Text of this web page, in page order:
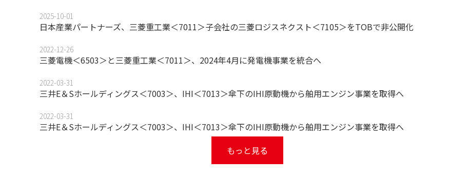
2025-10-01
日本産業パートナーズ、三菱重工業＜7011＞子会社の三菱ロジスネクスト＜7105＞をTOBで非公開化
2022-12-26
三菱電機＜6503＞と三菱重工業＜7011＞、2024年4月に発電機事業を統合へ
2022-03-31
三井E＆Sホールディングス＜7003＞、IHI＜7013＞傘下のIHI原動機から舶用エンジン事業を取得へ
2022-03-31
三井E＆Sホールディングス＜7003＞、IHI＜7013＞傘下のIHI原動機から舶用エンジン事業を取得へ
もっと見る